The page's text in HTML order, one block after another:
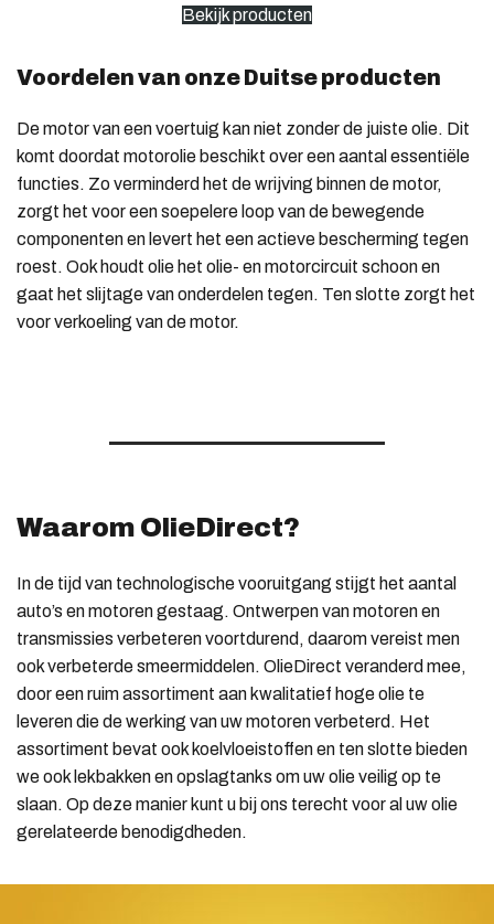
Bekijk producten
Voordelen van onze Duitse producten
De motor van een voertuig kan niet zonder de juiste olie. Dit
komt doordat motorolie beschikt over een aantal essentiële
functies. Zo verminderd het de wrijving binnen de motor,
zorgt het voor een soepelere loop van de bewegende
componenten en levert het een actieve bescherming tegen
roest. Ook houdt olie het olie- en motorcircuit schoon en
gaat het slijtage van onderdelen tegen. Ten slotte zorgt het
voor verkoeling van de motor.
Waarom OlieDirect?
In de tijd van technologische vooruitgang stijgt het aantal
auto’s en motoren gestaag. Ontwerpen van motoren en
transmissies verbeteren voortdurend, daarom vereist men
ook verbeterde smeermiddelen. OlieDirect veranderd mee,
door een ruim assortiment aan kwalitatief hoge olie te
leveren die de werking van uw motoren verbeterd. Het
assortiment bevat ook koelvloeistoffen en ten slotte bieden
we ook lekbakken en opslagtanks om uw olie veilig op te
slaan. Op deze manier kunt u bij ons terecht voor al uw olie
gerelateerde benodigdheden.